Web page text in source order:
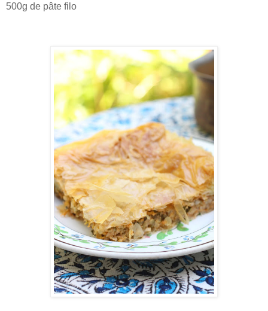
500g de pâte filo